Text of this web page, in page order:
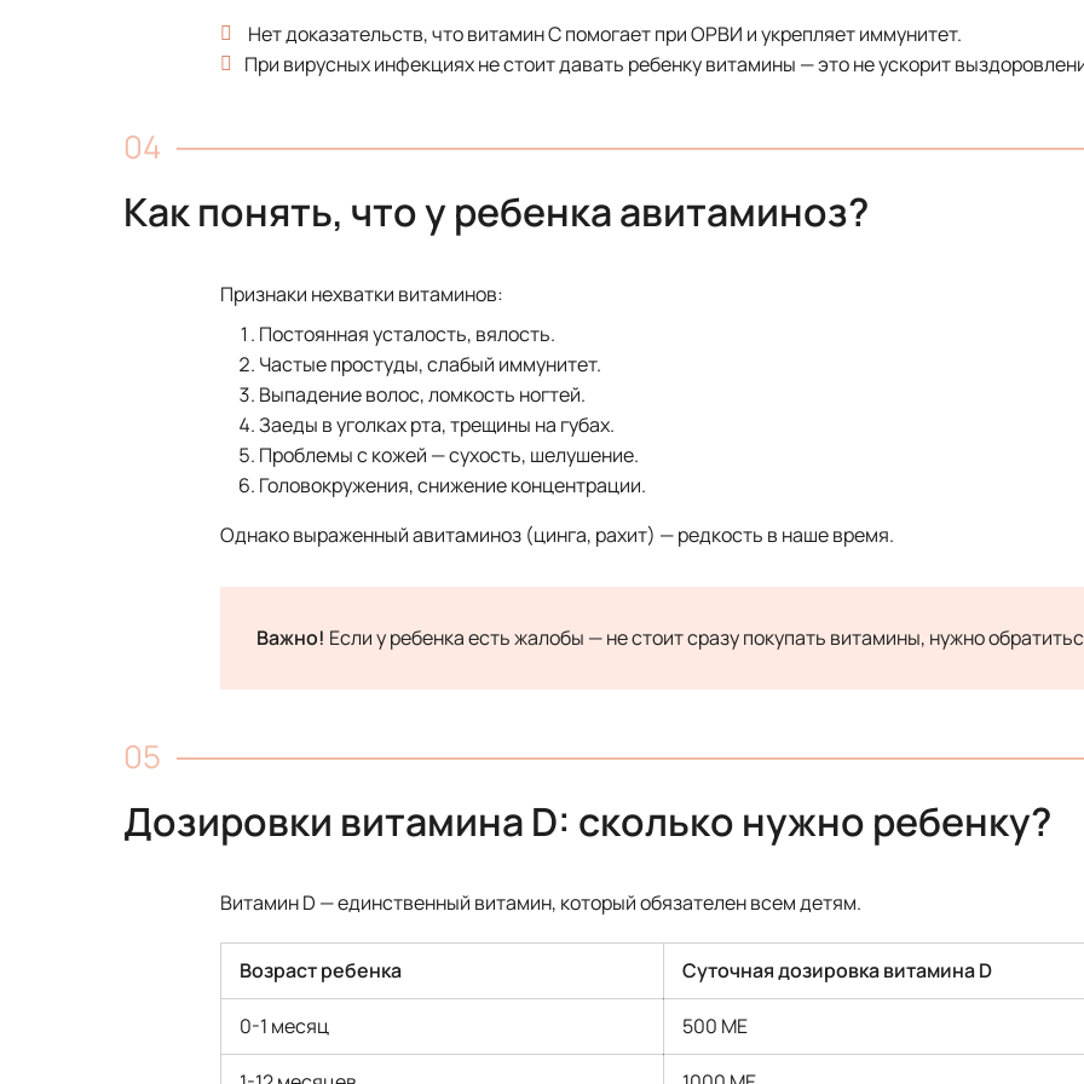
Нет доказательств, что витамин C помогает при ОРВИ и укрепляет иммунитет.
При вирусных инфекциях не стоит давать ребенку витамины — это не ускорит
Как понять, что у ребенка авитаминоз?
Признаки нехватки витаминов:
Постоянная усталость, вялость.
Частые простуды, слабый иммунитет.
Выпадение волос, ломкость ногтей.
Заеды в уголках рта, трещины на губах.
Проблемы с кожей — сухость, шелушение.
Головокружения, снижение концентрации.
Однако выраженный авитаминоз (цинга, рахит) — редкость в наше время.
Важно! Если у ребенка есть жалобы — не стоит сразу покупать витамины, нужно
Дозировки витамина D: сколько нужно ребенку?
Витамин D — единственный витамин, который обязателен всем детям.
Возраст ребенка Суточная дозировка витамина D
0-1 месяц 500 МЕ